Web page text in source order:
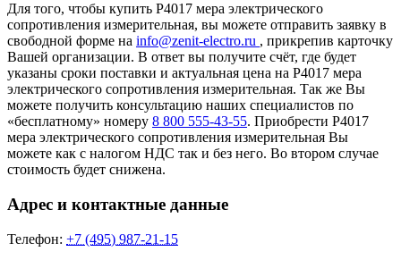
Для того, чтобы купить Р4017 мера электрического
сопротивления измерительная, вы можете отправить заявку в
свободной форме на info@zenit-electro.ru , прикрепив карточку
Вашей организации. В ответ вы получите счёт, где будет
указаны сроки поставки и актуальная цена на Р4017 мера
электрического сопротивления измерительная. Так же Вы
можете получить консультацию наших специалистов по
«бесплатному» номеру 8 800 555-43-55. Приобрести Р4017
мера электрического сопротивления измерительная Вы
можете как с налогом НДС так и без него. Во втором случае
стоимость будет снижена.
Адрес и контактные данные
Телефон: +7 (495) 987-21-15